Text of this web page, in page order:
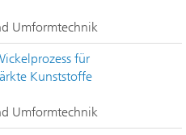
Umformtechnik
für
Kunststoffe
Umformtechnik